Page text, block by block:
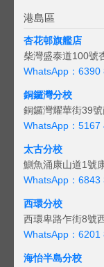
港島區
杏花邨旗艦店
柴灣盛泰道100號
WhatsApp：6390
銅鑼灣分校
銅鑼灣耀華街39
WhatsApp：5167
太古分校
鰂魚涌康山道1號
WhatsApp：6843
西環分校
西環卑路乍街8號
WhatsApp：6201
海怡半島分校